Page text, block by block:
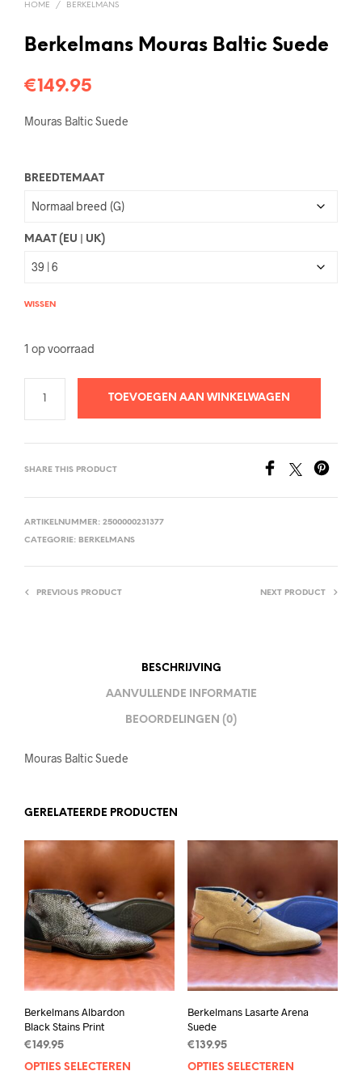
HOME / BERKELMANS
Berkelmans Mouras Baltic Suede
€149.95
Mouras Baltic Suede
BREEDTEMAAT
MAAT (EU | UK)
WISSEN
1 op voorraad
TOEVOEGEN AAN WINKELWAGEN
SHARE THIS PRODUCT
ARTIKELNUMMER: 2500000231377
CATEGORIE: BERKELMANS
PREVIOUS PRODUCT NEXT PRODUCT
BESCHRIJVING
AANVULLENDE INFORMATIE
BEOORDELINGEN (0)
Mouras Baltic Suede
GERELATEERDE PRODUCTEN
Berkelmans Albardon
Black Stains Print
€ 149.95
OPTIES SELECTEREN
Dit
Berkelmans Lasarte Arena
Suede
€ 139.95
OPTIES SELECTEREN